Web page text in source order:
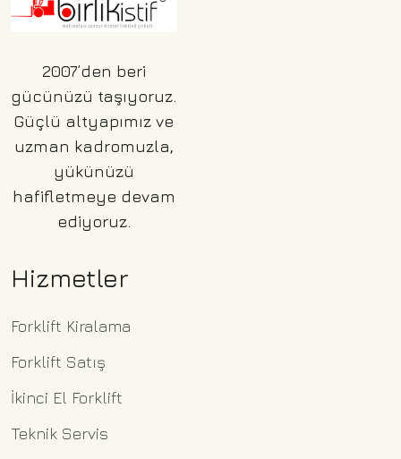
2007’den beri
gücünüzü taşıyoruz.
Güçlü altyapımız ve
uzman kadromuzla,
yükünüzü
hafifletmeye devam
ediyoruz.
Hizmetler
Forklift Kiralama
Forklift Satış
İkinci El Forklift
Teknik Servis